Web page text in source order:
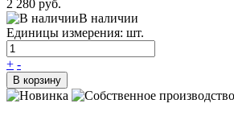
2 280 руб.
В наличии
Единицы измерения: шт.
+ -
В корзину